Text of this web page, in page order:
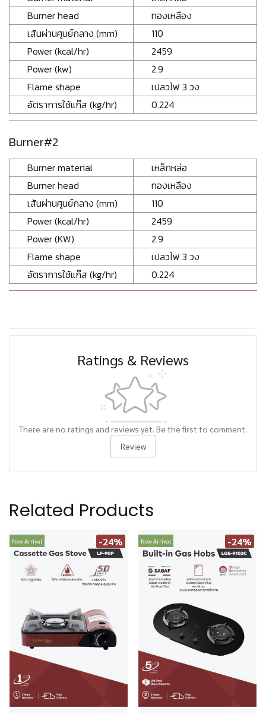
Burner head
ทองเหลือง
เส้นผ่านศูนย์กลาง (mm)
110
Power (kcal/hr)
2459
Power (kw)
2.9
Flame shape
เปลวไฟ 3 วง
อัตราการใช้แก๊ส (kg/hr)
0.224
Burner#2
Burner material
เหล็กหล่อ
Burner head
ทองเหลือง
เส้นผ่านศูนย์กลาง (mm)
110
Power (kcal/hr)
2459
Power (KW)
2.9
Flame shape
เปลวไฟ 3 วง
อัตราการใช้แก๊ส (kg/hr)
0.224
Ratings & Reviews
There are no ratings and reviews yet. Be the first to comment.
Review
Related Products
New Arrival -24% New Arrival -24%